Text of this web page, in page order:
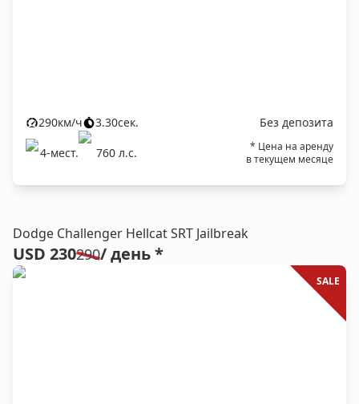
290км/ч 3.30сек.
Без депозита
4-мест. 760 л.c.
* Цена на аренду
в текущем месяце
Dodge Challenger Hellcat SRT Jailbreak
USD 230290/ день *
SALE